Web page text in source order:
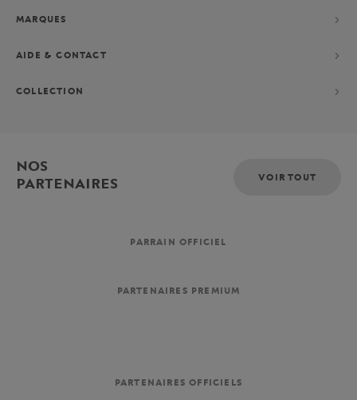
MARQUES
AIDE & CONTACT
COLLECTION
NOS
PARTENAIRES
VOIR TOUT
PARRAIN OFFICIEL
PARTENAIRES PREMIUM
PARTENAIRES OFFICIELS